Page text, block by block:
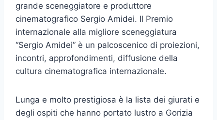
grande sceneggiatore e produttore
cinematografico Sergio Amidei. Il Premio
internazionale alla migliore sceneggiatura
“Sergio Amidei” è un palcoscenico di proiezioni,
incontri, approfondimenti, diffusione della
cultura cinematografica internazionale.
Lunga e molto prestigiosa è la lista dei giurati e
degli ospiti che hanno portato lustro a Gorizia